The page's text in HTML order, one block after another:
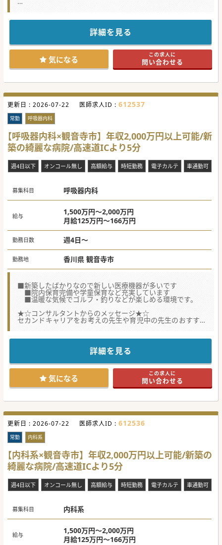
現管理医師がご退職予定のため後任医師を募集されておりま
お気軽にお問合せ下さいませ。
#秋入職可
詳細を見る
気になる この求人に
問い合わせる
更新日 : 2026-07-22 医師求人ID : 612537
常勤 呼吸器内科
【呼吸器内科×観音寺市】年収2,000万円以上可能/新
築の綺麗な病院/高速道ICより5分
週4日以下 オンコール無し 高額給与 時短勤務 電子カルテ 車通勤可
募集科目 呼吸器内科
給与
1,500万円～2,000万円
月給125万円～166万円
勤務日数 週4日～
勤務地 香川県 観音寺市
■新築したばかりなので新しい医療機器が多いです
■院内保育完備や学童保育など充実しています
■温暖な気候でゴルフ・釣りなどが楽しめる環境です。
★☆コンサルタントからのメッセージ★☆
セカンドキャリアをお考えの先生や育児中の先生のおすすめ
の求人です。
ください。
#秋入職可
詳細を見る
気になる この求人に
問い合わせる
更新日 : 2026-07-22 医師求人ID : 612536
常勤 内科系
【内科系×観音寺市】年収2,000万円以上可能/新築の
綺麗な病院/高速道ICより5分
週4日以下 オンコール無し 高額給与 時短勤務 電子カルテ 車通勤可
募集科目 内科系
給与
1,500万円～2,000万円
月給125万円～166万円